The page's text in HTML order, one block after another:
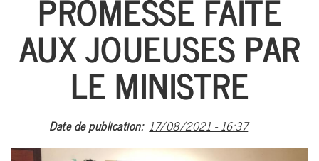
MULTI-
ARTS
AUX JOUEUSES PAR
LE MINISTRE
Date de publication 17/08/2021 - 16:37